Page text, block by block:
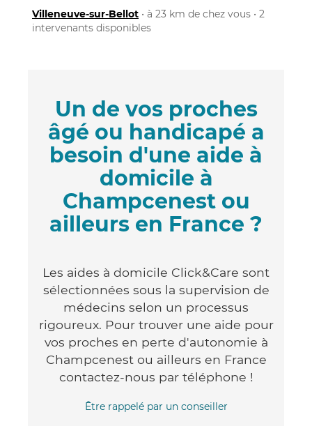
Villeneuve-sur-Bellot • à 23 km de chez vous • 2
intervenants disponibles
Un de vos proches
âgé ou handicapé a
besoin d'une aide à
domicile à
Champcenest ou
ailleurs en France ?
Les aides à domicile Click&Care sont
sélectionnées sous la supervision de
médecins selon un processus
rigoureux. Pour trouver une aide pour
vos proches en perte d'autonomie à
Champcenest ou ailleurs en France
contactez-nous par téléphone !
Être rappelé par un conseiller